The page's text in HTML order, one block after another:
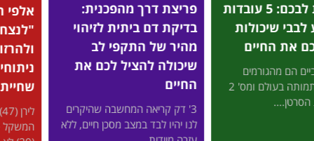
מהפכנית:
ביתית לזיהוי
התקפי לב
לכם את
המחשבה שהיקרים
אלפי הישראלים שהצליחו
"לנצח" את כוכבי הוליווד
ולהרזות בלי זריקות ובלי
ניתוחים - באמצעות
שחיית חתירה?
לירן (47) נבהל כשהמחוג של
המשקל כמעט הגיע ל-100, ודקלה
החיים
לשמור